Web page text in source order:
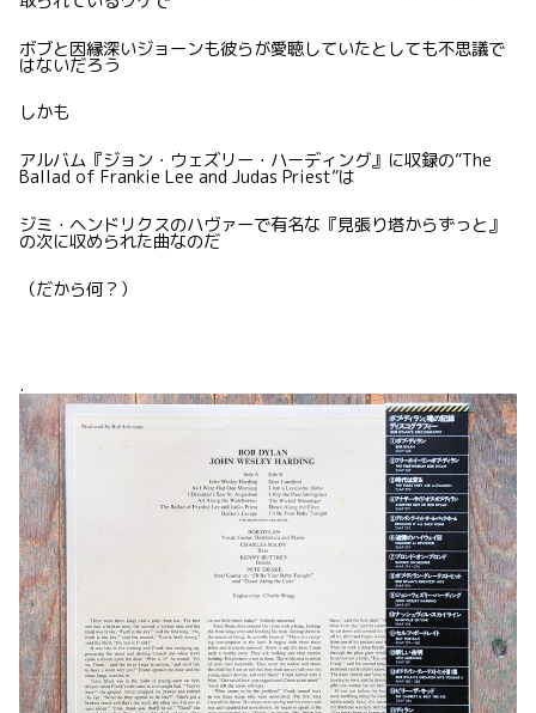
ボブと因縁深いジョーンも彼らが愛聴していたとしても不思議で
はないだろう
しかも
アルバム『ジョン・ウェズリー・ハーディング』に収録の”The
Ballad of Frankie Lee and Judas Priest”は
ジミ・ヘンドリクスのハヴァーで有名な『見張り塔からずっと』
の次に収められた曲なのだ
（だから何？）
.